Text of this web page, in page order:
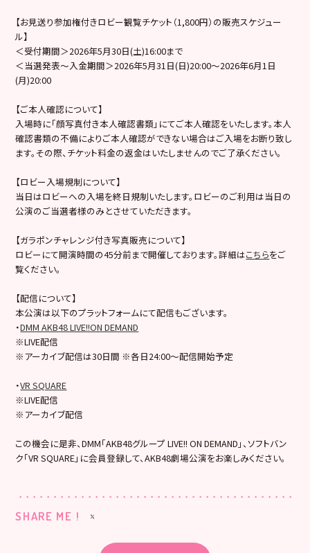
【お見送り参加権付きロビー観覧チケット（1,800円）の販売スケジュー
ル】
＜受付期間＞2026年5月30日(土)16:00まで
＜当選発表～入金期間＞2026年5月31日(日)20:00～2026年6月1日
(月)20:00
【ご本人確認について】
入場時に「顔写真付き本人確認書類」にてご本人確認をいたします。本人
確認書類の不備によりご本人確認ができない場合はご入場をお断り致し
ます。その際、チケット料金の返金はいたしませんのでご了承ください。
【ロビー入場規制について】
当日はロビーへの入場を終日規制いたします。ロビーのご利用は当日の
公演のご当選者様のみとさせていただきます。
【ガラポンチャレンジ付き写真販売について】
ロビーにて開演時間の45分前まで開催しております。詳細はこちらをご
覧ください。
【配信について】
本公演は以下のプラットフォームにて配信もございます。
・DMM AKB48 LIVE!!ON DEMAND
※LIVE配信
※アーカイブ配信は30日間 ※各日24:00～配信開始予定
・VR SQUARE
※LIVE配信
※アーカイブ配信
この機会に是非、DMM「AKB48グループ LIVE!! ON DEMAND」、ソフトバン
ク「VR SQUARE」に会員登録して、AKB48劇場公演をお楽しみください。
SHARE ME !